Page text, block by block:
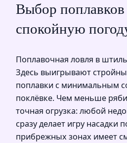
Выбор поплавков
спокойную
Поплавочная ловля в
Здесь выигрывают
поплавки с минимальным
поклёвке. Чем меньше
точная огрузка: любой
сразу делает игру насадки
прибрежных зонах имеет